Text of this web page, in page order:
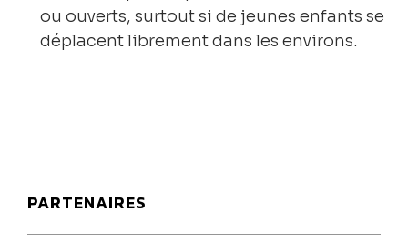
ou ouverts, surtout si de jeunes enfants se
déplacent librement dans les environs.
PARTENAIRES